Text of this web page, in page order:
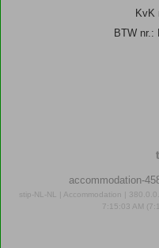
KvK
BTW nr.:
accommodation-
stip-NL-NL | Accommodation |
7:15:03 AM